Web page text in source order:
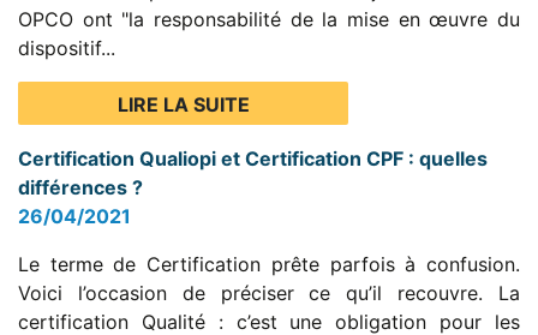
OPCO ont "la responsabilité de la mise en œuvre du
dispositif...
LIRE LA SUITE
Certification Qualiopi et Certification CPF : quelles
différences ?
26/04/2021
Le terme de Certification prête parfois à confusion.
Voici l’occasion de préciser ce qu’il recouvre. La
certification Qualité : c’est une obligation pour les